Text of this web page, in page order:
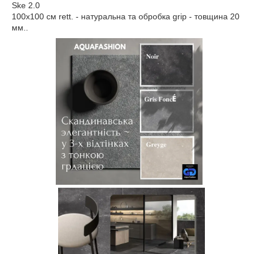
Ske 2.0
100x100 см rett. - натуральна та обробка grip - товщина 20
мм..